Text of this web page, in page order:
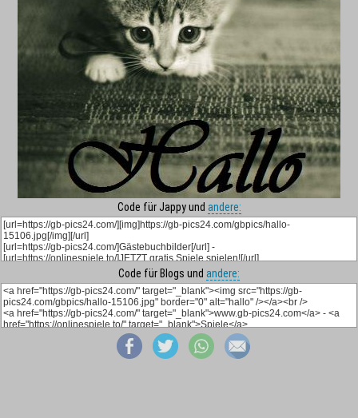
Code für Jappy und andere:
Code für Blogs und andere: